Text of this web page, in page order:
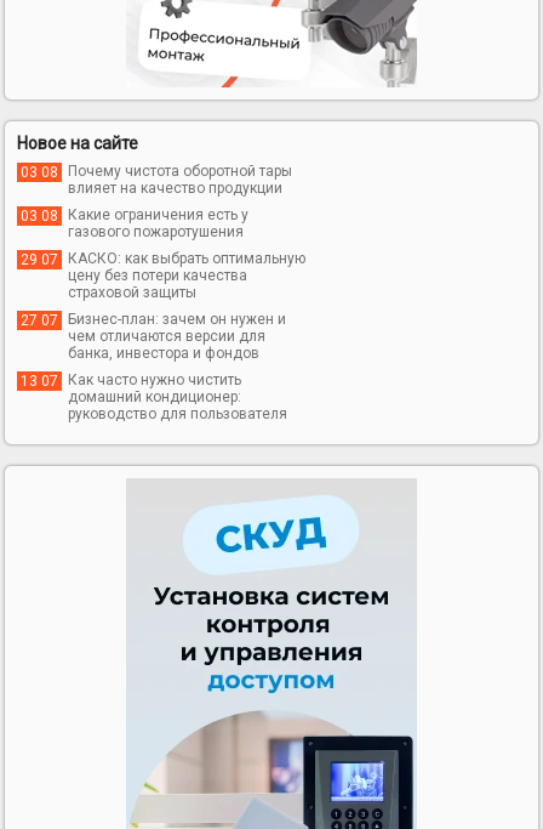
Новое на сайте
03 08
Почему чистота оборотной тары
влияет на качество продукции
03 08
Какие ограничения есть у
газового пожаротушения
29 07
КАСКО: как выбрать оптимальную
цену без потери качества
страховой защиты
27 07
Бизнес-план: зачем он нужен и
чем отличаются версии для
банка, инвестора и фондов
13 07
Как часто нужно чистить
домашний кондиционер:
руководство для пользователя